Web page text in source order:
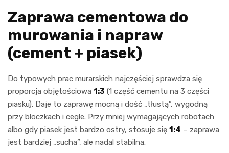
Zaprawa cementowa do
murowania i napraw
(cement + piasek)
Do typowych prac murarskich najczęściej sprawdza się
proporcja objętościowa 1:3 (1 część cementu na 3 części
piasku). Daje to zaprawę mocną i dość „tłustą”, wygodną
przy bloczkach i cegle. Przy mniej wymagających robotach
albo gdy piasek jest bardzo ostry, stosuje się 1:4 – zaprawa
jest bardziej „sucha”, ale nadal stabilna.